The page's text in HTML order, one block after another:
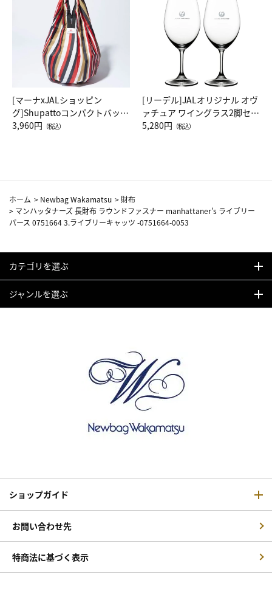
[マーナxJALショッピン
グ]Shupattoコンパクトバッグ
Drop JAL客室乗務員（LC）ス
3,960円 （税込）
[リーデル]JALオリジナル オヴ
ァチュア ワイングラス2脚セッ
ト（レッドワイン）
5,280円 （税込）
ホーム > Newbag Wakamatsu > 財布
> マンハッタナーズ 長財布 ラウンドファスナー manhattaner's ライブリー
パース 0751664 3.ライブリーキャッツ -0751664-0053
カテゴリを選ぶ
ジャンルを選ぶ
ショップガイド
お問い合わせ先
特商法に基づく表示